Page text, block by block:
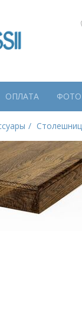
ОПЛАТА ФОТО